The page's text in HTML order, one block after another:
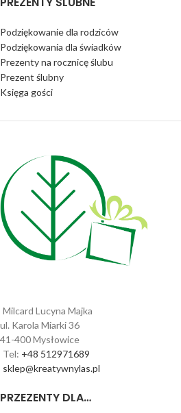
Podziękowanie dla rodziców
Podziękowania dla świadków
Prezenty na rocznicę ślubu
Prezent ślubny
Księga gości
Milcard Lucyna Majka
ul. Karola Miarki 36
41-400 Mysłowice
Tel: +48 512971689
sklep@kreatywnylas.pl
PRZEZENTY DLA…